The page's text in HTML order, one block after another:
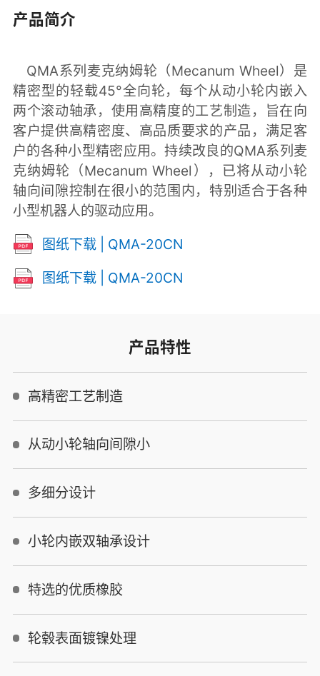
产品简介
QMA系列麦克纳姆轮（Mecanum Wheel）是
精密型的轻载45°全向轮，每个从动小轮内嵌入
两个滚动轴承，使用高精度的工艺制造，旨在向
客户提供高精密度、高品质要求的产品，满足客
户的各种小型精密应用。持续改良的QMA系列麦
克纳姆轮（Mecanum Wheel），已将从动小轮
轴向间隙控制在很小的范围内，特别适合于各种
小型机器人的驱动应用。
图纸下载 | QMA-20CN
图纸下载 | QMA-20CN
产品特性
高精密工艺制造
从动小轮轴向间隙小
多细分设计
小轮内嵌双轴承设计
特选的优质橡胶
轮毂表面镀镍处理